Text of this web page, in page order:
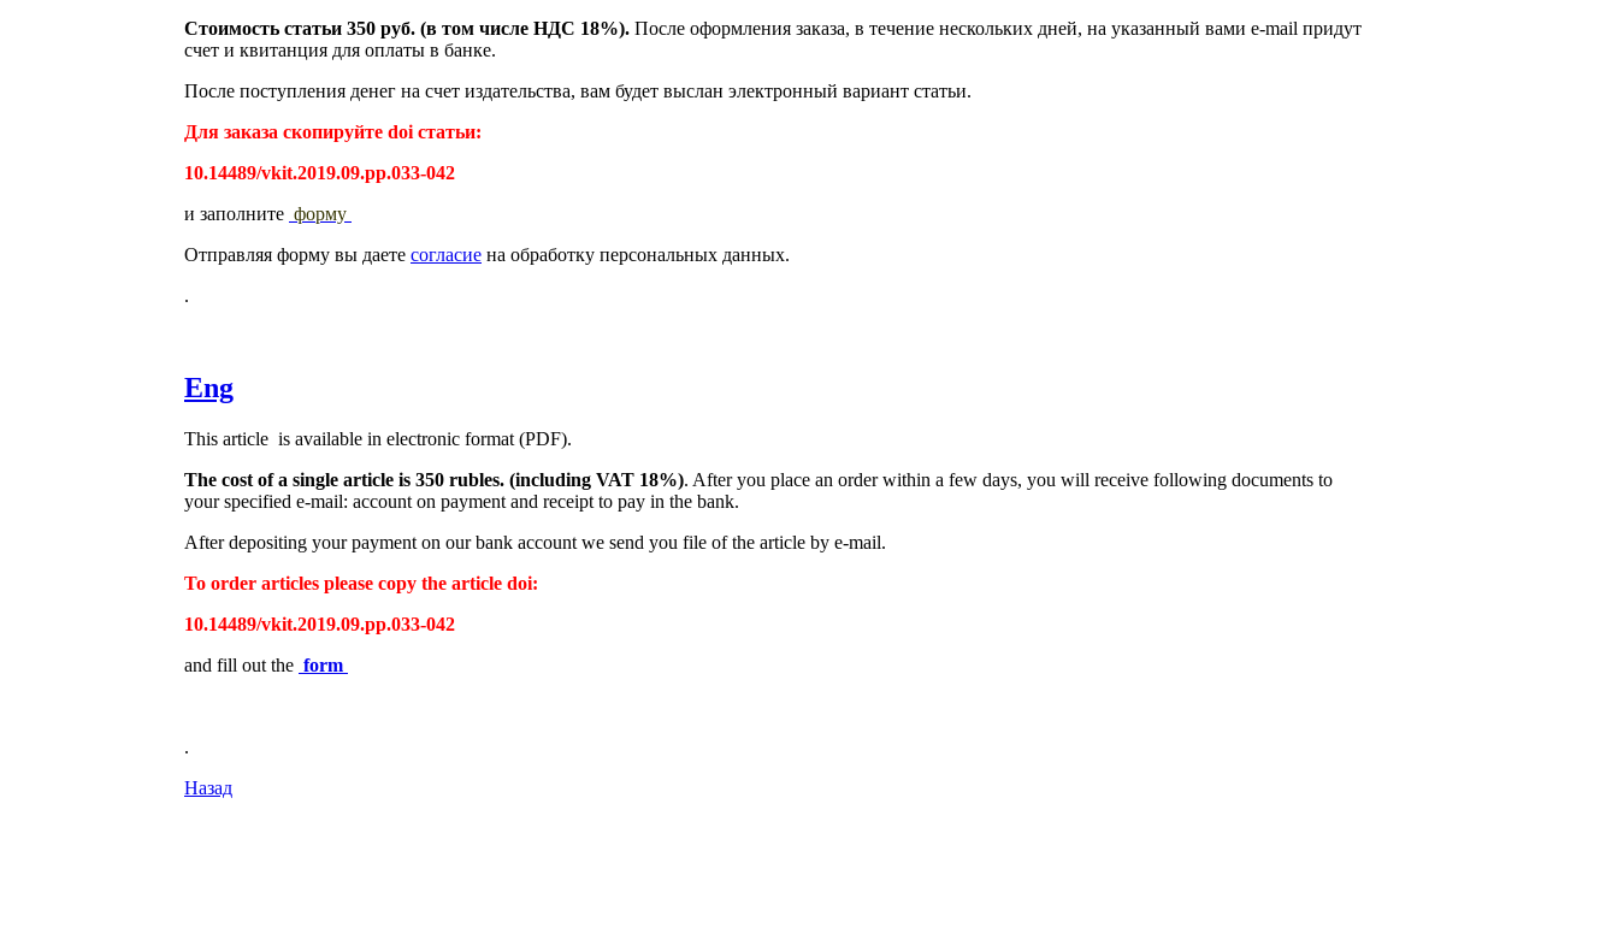
Стоимость статьи 350 руб. (в том числе НДС 18%). После оформления заказа, в течение нескольких дней, на указанный вами e-mail придут
счет и квитанция для оплаты в банке.
После поступления денег на счет издательства, вам будет выслан электронный вариант статьи.
Для заказа скопируйте doi статьи:
10.14489/vkit.2019.09.pp.033-042
и заполните форму
Отправляя форму вы даете согласие на обработку персональных данных.
.
Eng
This article is available in electronic format (PDF).
The cost of a single article is 350 rubles. (including VAT 18%). After you place an order within a few days, you will receive following documents to
your specified e-mail: account on payment and receipt to pay in the bank.
After depositing your payment on our bank account we send you file of the article by e-mail.
To order articles please copy the article doi:
10.14489/vkit.2019.09.pp.033-042
and fill out the form
.
Назад